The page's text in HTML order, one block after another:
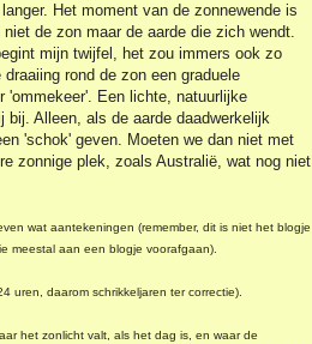
Het moment van de zonnewende is
de zon maar de aarde die zich wendt.
mijn twijfel, het zou immers ook zo
rond de zon een graduele
'ommekeer'. Een lichte, natuurlijke
Alleen, als de aarde daadwerkelijk
'schok' geven. Moeten we dan niet met
zonnige plek, zoals Australië, wat nog niet
wat aantekeningen (remember, dit is niet het blogje
meestal aan een blogje voorafgaan).
uren, daarom schrikkeljaren ter correctie).
het zonlicht valt, als het dag is, en waar de